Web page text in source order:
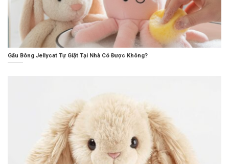
Gấu Bông Jellycat Tự Giặt Tại Nhà Có Được Không?